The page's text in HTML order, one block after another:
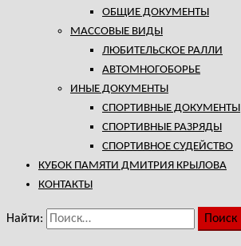
ОБЩИЕ ДОКУМЕНТЫ
МАССОВЫЕ ВИДЫ
ЛЮБИТЕЛЬСКОЕ РАЛЛИ
АВТОМНОГОБОРЬЕ
ИНЫЕ ДОКУМЕНТЫ
СПОРТИВНЫЕ ДОКУМЕНТЫ
СПОРТИВНЫЕ РАЗРЯДЫ
СПОРТИВНОЕ СУДЕЙСТВО
КУБОК ПАМЯТИ ДМИТРИЯ КРЫЛОВА
КОНТАКТЫ
Найти: